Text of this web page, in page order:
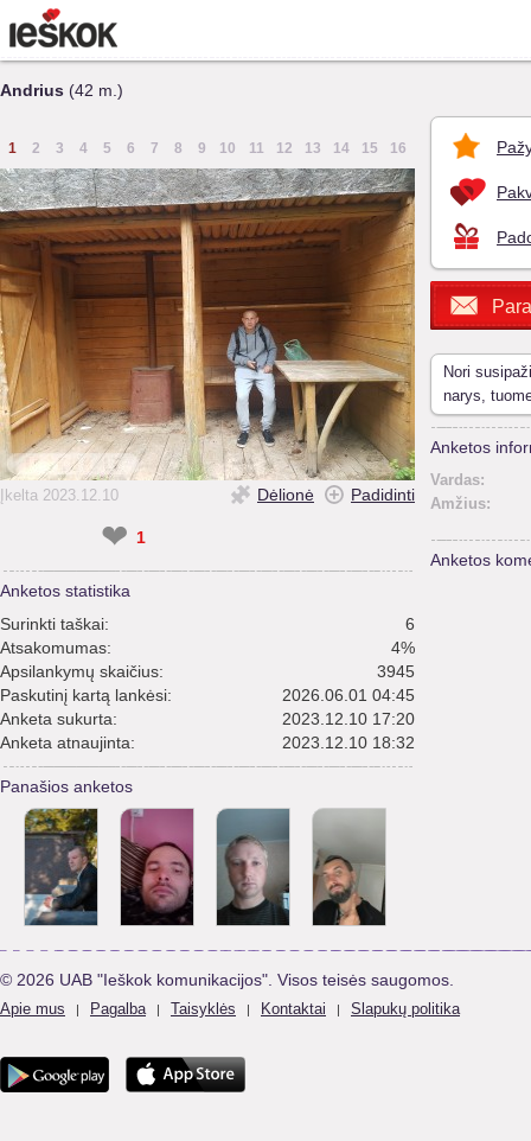
Andrius (42 m.)
1 2 3 4 5 6 7 8 9 10 11 12 13 14 15 16
Įkelta 2023.12.10 Dėlionė Padidinti
❤ 1
Anketos statistika
Surinkti taškai:
6
Atsakomumas:
4%
Apsilankymų skaičius:
3945
Paskutinį kartą lankėsi:
2026.06.01 04:45
Anketa sukurta:
2023.12.10 17:20
Anketa atnaujinta:
2023.12.10 18:32
Panašios anketos
Nori
narys,
Anketos
Vardas:
Amžius:
Anketos
© 2026 UAB "Ieškok komunikacijos". Visos teisės saugomos.
Apie mus | Pagalba | Taisyklės | Kontaktai | Slapukų politika